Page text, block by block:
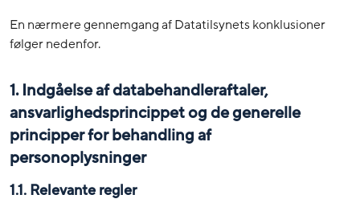
En nærmere gennemgang af Datatilsynets konklusioner
følger nedenfor.
1. Indgåelse af databehandleraftaler,
ansvarlighedsprincippet og de generelle
principper for behandling af
personoplysninger
1.1. Relevante regler